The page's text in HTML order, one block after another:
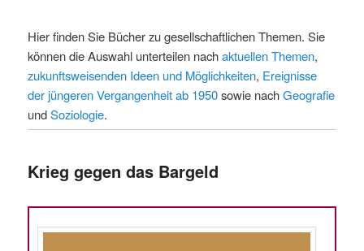
Hier finden Sie Bücher zu gesellschaftlichen Themen. Sie
können die Auswahl unterteilen nachaktuellen Themen,
zukunftsweisenden Ideen und Möglichkeiten, Ereignisse
der jüngeren Vergangenheit ab 1950sowie nachGeografie
undSoziologie.
Krieg gegen das Bargeld